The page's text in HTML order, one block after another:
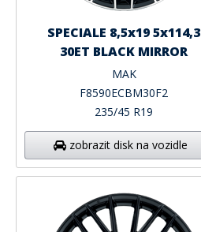
SPECIALE 8,5x19 5x114,3
30ET BLACK MIRROR
MAK
F8590ECBM30F2
235/45 R19
zobrazit disk na vozidle